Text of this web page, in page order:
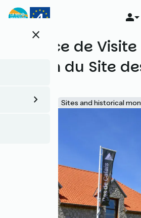
Direkt
zum
close
L'Espace de
Maison du Site
Accueil Vélo Sites and historical